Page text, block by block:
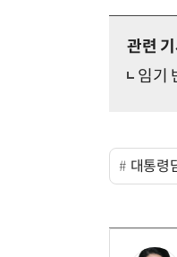
관련
임기
대통령